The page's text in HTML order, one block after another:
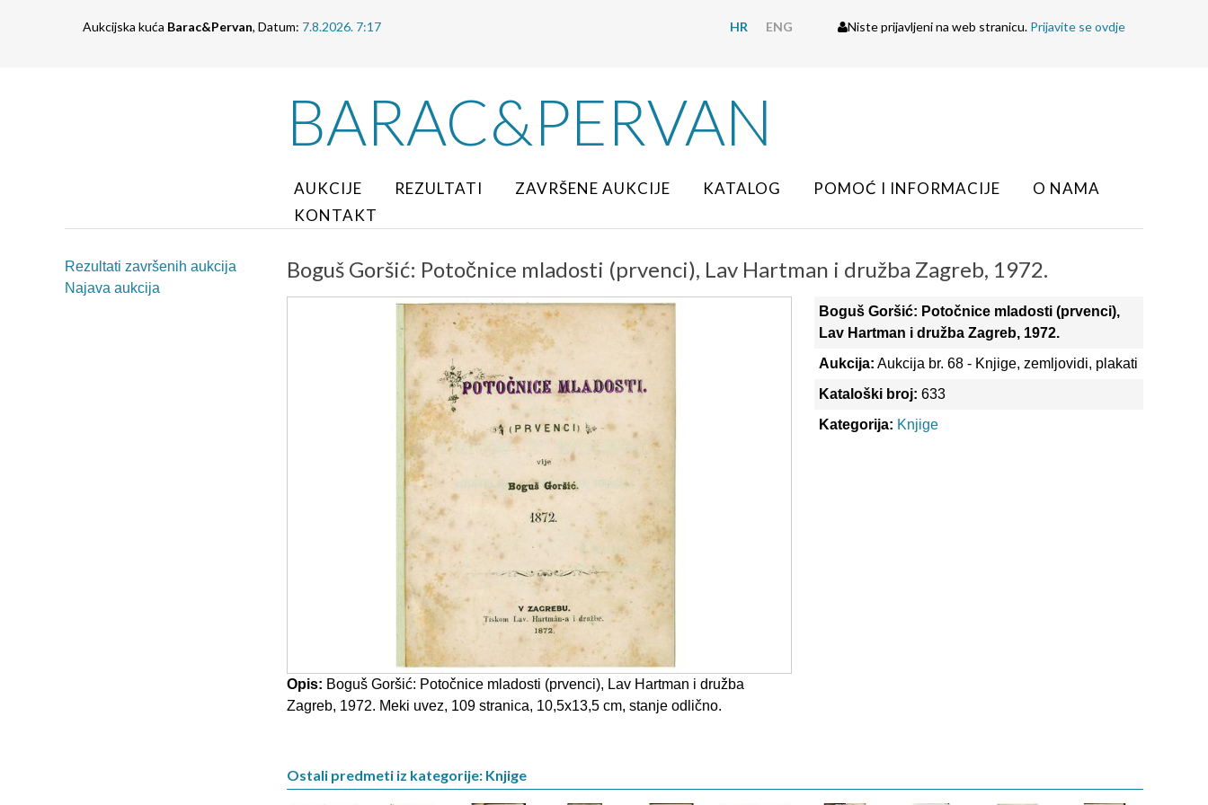
Aukcijska kuća Barac&Pervan, Datum: 7.8.2026. 7:17 HR ENG Niste prijavljeni na web stranicu. Prijavite se ovdje
BARAC&PERVAN
AUKCIJE REZULTATI ZAVRŠENE AUKCIJE KATALOG POMOĆ I INFORMACIJE
O NAMA
KONTAKT
Rezultati završenih aukcija
Najava aukcija
Boguš Goršić: Potočnice mladosti (prvenci), Lav Hartman i družba Zagreb, 1972.
Opis: Boguš Goršić: Potočnice mladosti (prvenci), Lav Hartman i družba
Zagreb, 1972. Meki uvez, 109 stranica, 10,5x13,5 cm, stanje odlično.
Boguš Goršić: Potočnice mladosti (prvenci),
Lav Hartman i družba Zagreb, 1972.
Aukcija: Aukcija br. 68 - Knjige, zemljovidi, plakati
Kataloški broj: 633
Kategorija: Knjige
Ostali predmeti iz kategorije: Knjige